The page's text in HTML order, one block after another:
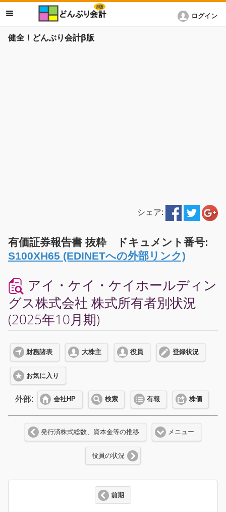
健全！どんぶり会計β版
ログイン
シェア:
有価証券報告書 抜粋 ドキュメント番号:
S100XH65 (EDINETへの外部リンク)
アイ・ケイ・ケイホールディン
グス株式会社 株式所有者別状況
(2025年10月期)
財務諸表 大株主 役員 登録状況
お気に入り
外部: 会社HP 検索 有報 株価
発行済株式総数、資本金等の推移 メニュー
役員の状況
前期